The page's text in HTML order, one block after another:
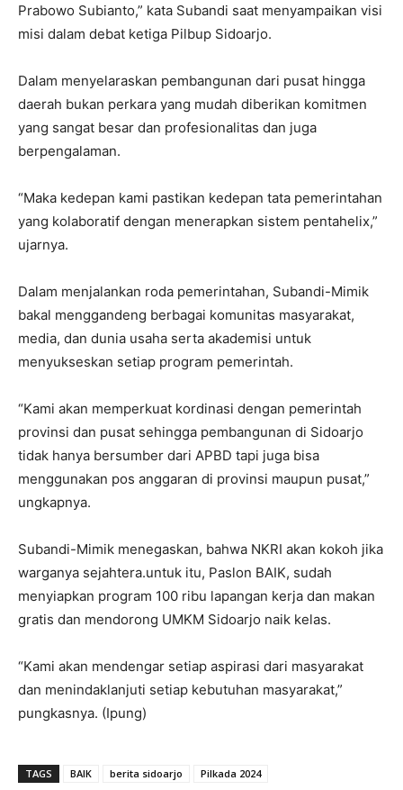
Prabowo Subianto,” kata Subandi saat menyampaikan visi
misi dalam debat ketiga Pilbup Sidoarjo.
Dalam menyelaraskan pembangunan dari pusat hingga
daerah bukan perkara yang mudah diberikan komitmen
yang sangat besar dan profesionalitas dan juga
berpengalaman.
“Maka kedepan kami pastikan kedepan tata pemerintahan
yang kolaboratif dengan menerapkan sistem pentahelix,”
ujarnya.
Dalam menjalankan roda pemerintahan, Subandi-Mimik
bakal menggandeng berbagai komunitas masyarakat,
media, dan dunia usaha serta akademisi untuk
menyukseskan setiap program pemerintah.
“Kami akan memperkuat kordinasi dengan pemerintah
provinsi dan pusat sehingga pembangunan di Sidoarjo
tidak hanya bersumber dari APBD tapi juga bisa
menggunakan pos anggaran di provinsi maupun pusat,”
ungkapnya.
Subandi-Mimik menegaskan, bahwa NKRI akan kokoh jika
warganya sejahtera.untuk itu, Paslon BAIK, sudah
menyiapkan program 100 ribu lapangan kerja dan makan
gratis dan mendorong UMKM Sidoarjo naik kelas.
“Kami akan mendengar setiap aspirasi dari masyarakat
dan menindaklanjuti setiap kebutuhan masyarakat,”
pungkasnya. (Ipung)
TAGS BAIK berita sidoarjo Pilkada 2024